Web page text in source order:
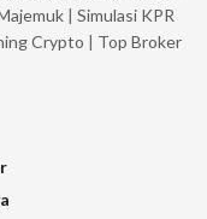
| Simulasi KPR
Crypto | Top Broker